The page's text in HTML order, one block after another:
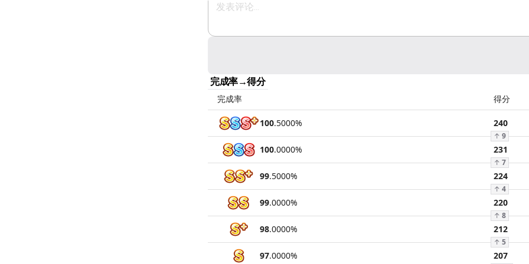
完成率→得分
完成率 得分
100.5000% 240
↑ 9
100.0000% 231
↑ 7
99.5000% 224
↑ 4
99.0000% 220
↑ 8
98.0000% 212
↑ 5
97.0000% 207